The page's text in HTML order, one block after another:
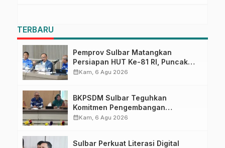
TERBARU
Pemprov Sulbar Matangkan
Persiapan HUT Ke-81 RI, Puncak
Upacara di Lapangan Ahmad
calendar_monthKam, 6 Agu 2026
BKPSDM Sulbar Teguhkan
Komitmen Pengembangan
Kompetensi ASN melalui
calendar_monthKam, 6 Agu 2026
Sulbar Perkuat Literasi Digital